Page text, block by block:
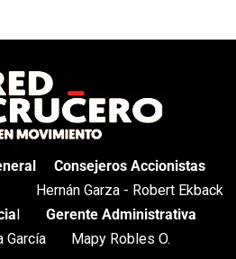
Consejeros Accionistas
Hernán Garza - Robert Ekback
García
Gerente Administrativa
Mapy Robles O.